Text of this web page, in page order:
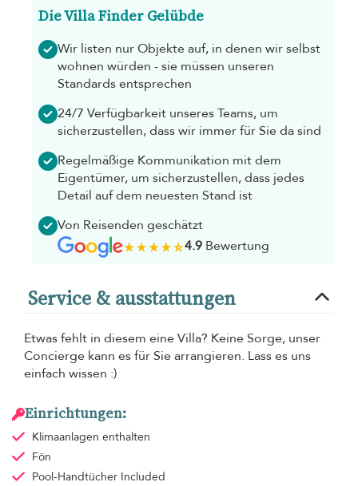
Die Villa Finder Gelübde
Wir listen nur Objekte auf, in denen wir selbst
wohnen würden - sie müssen unseren
Standards entsprechen
24/7 Verfügbarkeit unseres Teams, um
sicherzustellen, dass wir immer für Sie da sind
Regelmäßige Kommunikation mit dem
Eigentümer, um sicherzustellen, dass jedes
Detail auf dem neuesten Stand ist
Von Reisenden geschätzt
4.9Bewertung
Service & ausstattungen
Etwas fehlt in diesem eine Villa? Keine Sorge, unser
Concierge kann es für Sie arrangieren. Lass es uns
einfach wissen :)
Einrichtungen:
Klimaanlagen enthalten
Fön
Pool-Handtücher Included